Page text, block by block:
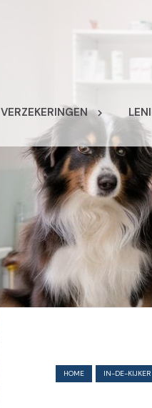
VERZEKERINGEN
HOME IN-DE-KIJKER